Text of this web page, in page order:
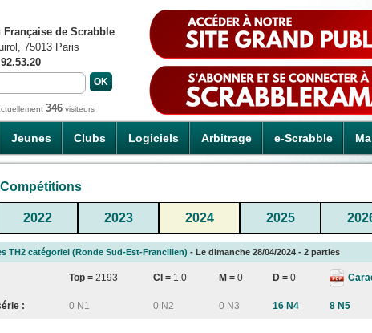
Jeunes Clubs Logiciels Arbitrage e-Scrabble
Française de Scrabble
75013 Paris
346 visiteurs
2022 2023 2024 2025
TH2 catégoriel (Ronde Sud-Est-Francilien) - Le dimanche 28/04/2024 - 2 parties
Top = 2193 CI = 1.0 M = 0 D = 0
: 0 N1 0 N2 0 N3 16 N4 8 N5